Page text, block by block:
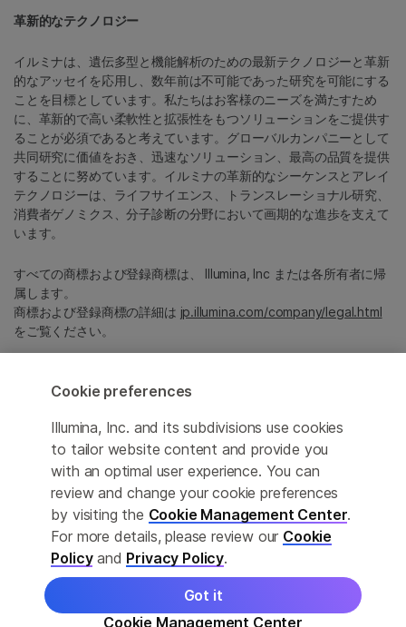
このページは機械翻訳を利用しております。なるべく正確な翻訳を
提供するために合理的な努力をしていますが、完全に正確な翻訳と
は限りませんので、あらかじめご了承ください。公式なコンテンツ
は英語版となります。
革新的なテクノロジー
イルミナは、遺伝多型と機能解析のための最新テクノロジーと革新
的なアッセイを応用し、数年前は不可能であった研究を可能にする
ことを目標としています。私たちはお客様のニーズを満たすため
に、革新的で高い柔軟性と拡張性をもつソリューションをご提供す
ることが必須であると考えています。グローバルカンパニーとして
共同研究に価値をおき、迅速なソリューション、最高の品質を提供
することに努めています。イルミナの革新的なシーケンスとアレイ
テクノロジーは、ライフサイエンス、トランスレーショナル研究、
消費者ゲノミクス、分子診断の分野において画期的な進歩を支えて
います。
すべての商標および登録商標は、 Illumina, Inc または各所有者に帰
属します。
商標および登録商標の詳細は jp.illumina.com/company/legal.html
をご覧ください。
Cookie Management Center
プライバシーポリシ
© 2026 Illumina, Inc. All rights reserved.
Cookie preferences
Illumina, Inc. and its subdivisions use cookies
to tailor website content and provide you
with an optimal user experience. You can
review and change your cookie preferences
by visiting the Cookie Management Center.
For more details, please review our Cookie
Policyand Privacy Policy.
Cookie Management Center
Got it